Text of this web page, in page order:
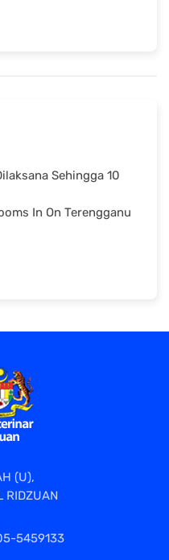
Sehingga 10
In On Terengganu
(U),
RIDZUAN
5459133